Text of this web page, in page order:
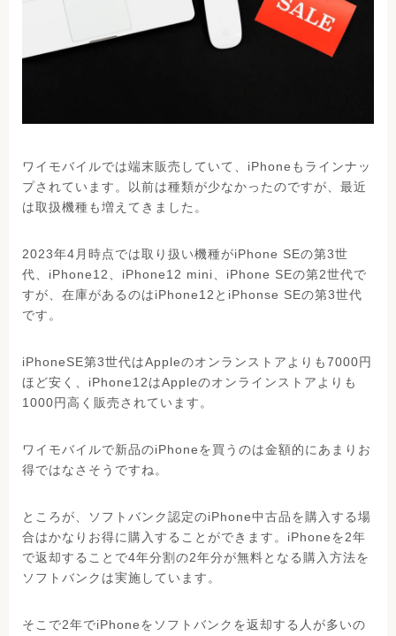
ワイモバイルでは端末販売していて、iPhoneもラインナッ
プされています。以前は種類が少なかったのですが、最近
は取扱機種も増えてきました。
2023年4月時点では取り扱い機種がiPhone SEの第3世
代、iPhone12、iPhone12 mini、iPhone SEの第2世代で
すが、在庫があるのはiPhone12とiPhonse SEの第3世代
です。
iPhoneSE第3世代はAppleのオンランストアよりも7000円
ほど安く、iPhone12はAppleのオンラインストアよりも
1000円高く販売されています。
ワイモバイルで新品のiPhoneを買うのは金額的にあまりお
得ではなさそうですね。
ところが、ソフトバンク認定のiPhone中古品を購入する場
合はかなりお得に購入することができます。iPhoneを2年
で返却することで4年分割の2年分が無料となる購入方法を
ソフトバンクは実施しています。
そこで2年でiPhoneをソフトバンクを返却する人が多いの